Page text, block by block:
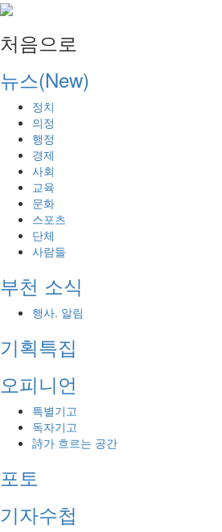
처음으로
뉴스(New)
정치
의정
행정
경제
사회
교육
문화
스포츠
단체
사람들
부천 소식
행사. 알림
기획특집
오피니언
특별기고
독자기고
詩가 흐르는 공간
포토
기자수첩